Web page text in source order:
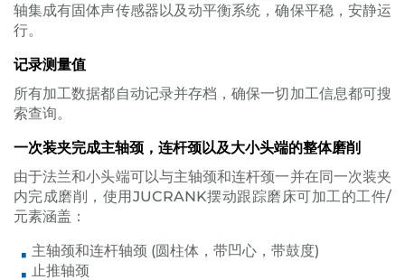
轴集成有固体声传感器以及动平衡系统，确保平稳，安静运
行。
记录测量值
所有加工数据都自动记录并存档，确保一切加工信息都可搜
索查询。
一次装夹完成主轴颈，连杆颈以及大小头端的整体磨削
由于法兰和小头端可以与主轴颈和连杆颈一并在同一次装夹
内完成磨削，使用JUCRANK摆动跟踪磨床可加工的工件/
元素涵盖：
主轴颈和连杆轴颈 (圆柱体，带凹心，带鼓度)
止推轴颈